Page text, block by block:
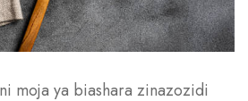
moja ya biashara zinazozidi